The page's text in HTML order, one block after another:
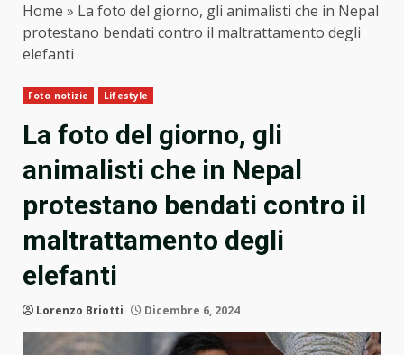
Home » La foto del giorno, gli animalisti che in Nepal
protestano bendati contro il maltrattamento degli
elefanti
Foto notizie Lifestyle
La foto del giorno, gli
animalisti che in Nepal
protestano bendati contro il
maltrattamento degli
elefanti
Lorenzo Briotti Dicembre 6, 2024